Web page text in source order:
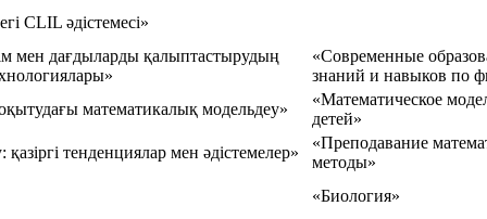
CLIL әдістемесі»
мен дағдыларды қалыптастырудың
«Современные
знаний и навыков по
математикалық модельдеу»
«Математическое
детей»
тенденциялар мен әдістемелер»
«Преподавание
методы»
«Биология»